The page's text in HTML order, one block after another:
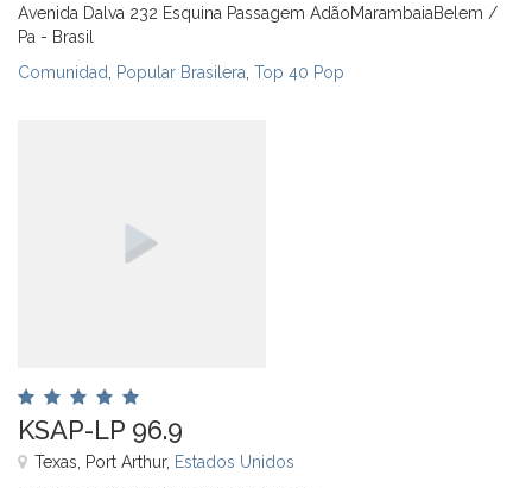
Avenida Dalva 232 Esquina Passagem AdãoMarambaiaBelem /
Pa - Brasil
Comunidad Popular Brasilera Top 40 Pop
KSAP-LP 96.9
Texas, Port Arthur, Estados Unidos